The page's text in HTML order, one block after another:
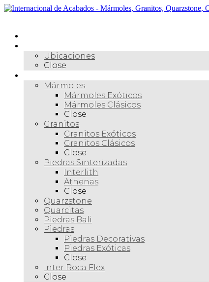
Skip
Ubicaciones
Close
Mármoles
Mármoles Exóticos
Mármoles Clásicos
Close
Granitos
Granitos Exóticos
Granitos Clásicos
Close
Piedras Sinterizadas
Interlith
Athenas
Close
Quarzstone
Quarcitas
Piedras Bali
Piedras
Piedras Decorativas
Piedras Exóticas
Close
Inter Roca Flex
Close